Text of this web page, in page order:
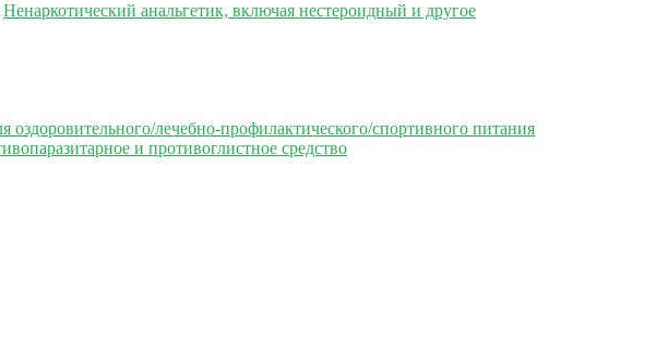
Ненаркотический анальгетик, включая нестероидный и другое
оздоровительного/лечебно-профилактического/спортивного питания
и противоглистное средство